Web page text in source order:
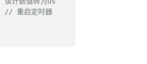
// 重启定时器